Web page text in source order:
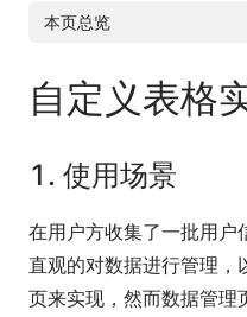
本页总览
自定义表格
1. 使用场景
在用户方收集了一批用户
直观的对数据进行管理，
页来实现，然而数据管理